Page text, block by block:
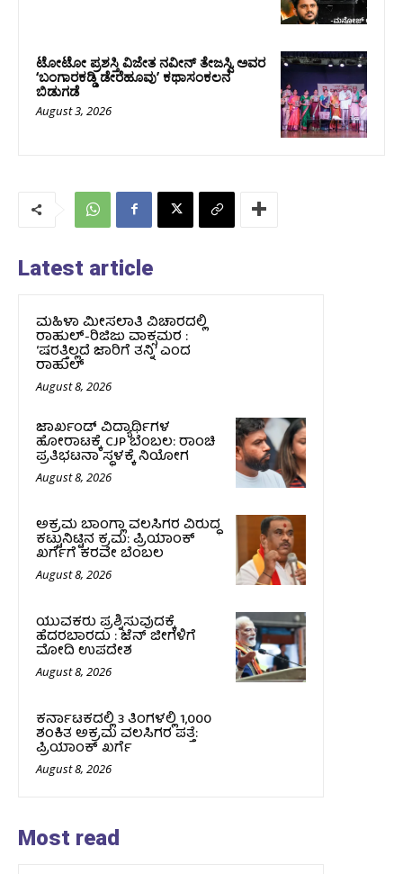
ಟೋಟೋ ಪ್ರಶಸ್ತಿ ವಿಜೇತ ನವೀನ್ ತೇಜಸ್ವಿ ಅವರ
‘ಬಂಗಾರಕಡ್ಡಿ ಡೇರೆಹೂವು’ ಕಥಾಸಂಕಲನ
ಬಿಡುಗಡೆ
August 3, 2026
Latest article
ಮಹಿಳಾ ಮೀಸಲಾತಿ ವಿಚಾರದಲ್ಲಿ
ರಾಹುಲ್‌-ರಿಜಿಜು ವಾಕ್ಸಮರ :
‘ಷರತ್ತಿಲ್ಲದೆ ಜಾರಿಗೆ ತನ್ನಿ’ ಎಂದ
ರಾಹುಲ್‌
August 8, 2026
ಜಾರ್ಖಂಡ್‌ ವಿದ್ಯಾರ್ಥಿಗಳ
ಹೋರಾಟಕ್ಕೆ CJP ಬೆಂಬಲ: ರಾಂಚಿ
ಪ್ರತಿಭಟನಾ ಸ್ಥಳಕ್ಕೆ ನಿಯೋಗ
August 8, 2026
ಅಕ್ರಮ ಬಾಂಗ್ಲಾ ವಲಸಿಗರ ವಿರುದ್ಧ
ಕಟ್ಟುನಿಟ್ಟಿನ ಕ್ರಮ: ಪ್ರಿಯಾಂಕ್
ಖರ್ಗೆಗೆ ಕರವೇ ಬೆಂಬಲ
August 8, 2026
ಯುವಕರು ಪ್ರಶ್ನಿಸುವುದಕ್ಕೆ
ಹೆದರಬಾರದು : ಜೆನ್‌ ಜೀಗಳಿಗೆ
ಮೋದಿ ಉಪದೇಶ
August 8, 2026
ಕರ್ನಾಟಕದಲ್ಲಿ 3 ತಿಂಗಳಲ್ಲಿ 1,000
ಶಂಕಿತ ಅಕ್ರಮ ವಲಸಿಗರ ಪತ್ತೆ:
ಪ್ರಿಯಾಂಕ್‌ ಖರ್ಗೆ
August 8, 2026
Most read